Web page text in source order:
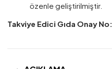
özenle geliştirilmiştir.
Takviye Edici Gıda Onay No: